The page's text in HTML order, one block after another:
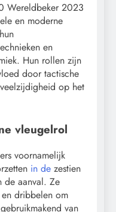
Wereldbeker 2023
en moderne
en
Hun rollen zijn
door tactische
op het
vleugelrol
voornamelijk
in de zestien
de aanval. Ze
dribbelen om
van